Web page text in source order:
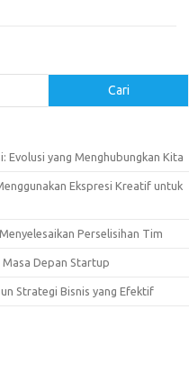
Cari
Evolusi yang Menghubungkan Kita
Ekspresi Kreatif untuk
Perselisihan Tim
Depan Startup
Strategi Bisnis yang Efektif